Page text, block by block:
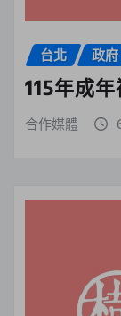
台北 政府
115年成年
合作媒體